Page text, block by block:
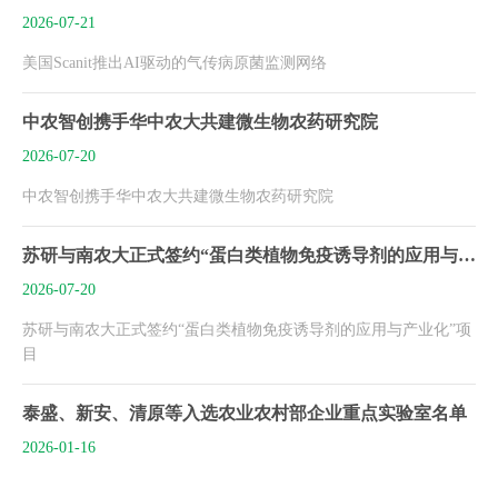
2026-07-21
美国Scanit推出AI驱动的气传病原菌监测网络
中农智创携手华中农大共建微生物农药研究院
2026-07-20
中农智创携手华中农大共建微生物农药研究院
苏研与南农大正式签约“蛋白类植物免疫诱导剂的应用与产业化”项目
2026-07-20
苏研与南农大正式签约“蛋白类植物免疫诱导剂的应用与产业化”项
目
泰盛、新安、清原等入选农业农村部企业重点实验室名单
2026-01-16